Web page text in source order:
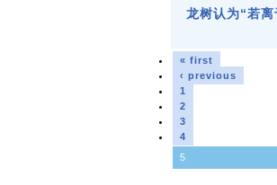
龙树认为“若
« first
‹ previous
1
2
3
4
5